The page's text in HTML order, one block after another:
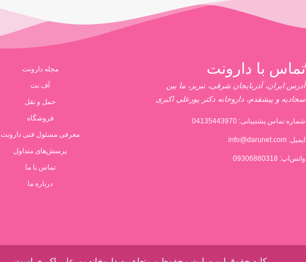
تماس با دارونت
آدرس:ایران، آذربایجان شرقی، تبریز، ما بین
سجادیه و پیشقدم، داروخانه دکتر پورعلی اکبری
شماره تماس پشتیبانی:04135443970
ایمیل:info@darunet.com
واتس‌اپ: 09306880318
مجله دارونت
آف نت
حمل و نقل
فروشگاه
معرفی مسئول فنی دارونت
پرسش‌های متداول
تماس با ما
درباره ما